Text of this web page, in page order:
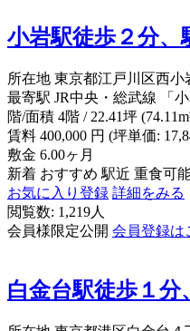
小岩駅徒歩２分、
所在地 東京都江戸川区西小
最寄駅 JR中央・総武線 「
階/面積 4階 / 22.41坪
賃料 400,000 円 (坪単価:
敷金 6.00ヶ月
新着 おすすめ 駅近 重食可
お気に入り登録 詳細をみる
閲覧数: 1,219人
会員様限定公開 会員登録は
白金台駅徒歩１分